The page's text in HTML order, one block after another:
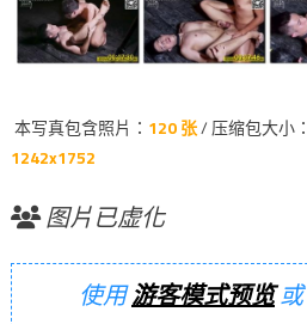
本写真包含照片： 120 张/ 压缩包大小：
1242x1752
图片已虚化
使用游客模式预览或